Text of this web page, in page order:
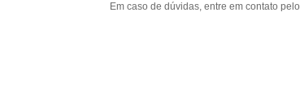
Em caso de dúvidas, entre em contato pelo